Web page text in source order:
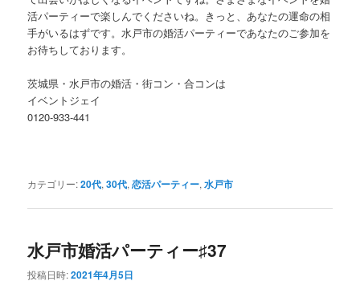
活パーティーで楽しんでくださいね。きっと、あなたの運命の相
手がいるはずです。水戸市の婚活パーティーであなたのご参加を
お待ちしております。
茨城県・水戸市の婚活・街コン・合コンは
イベントジェイ
0120-933-441
カテゴリー:20代,30代,恋活パーティー,水戸市
水戸市婚活パーティー♯37
投稿日時:2021年4月5日